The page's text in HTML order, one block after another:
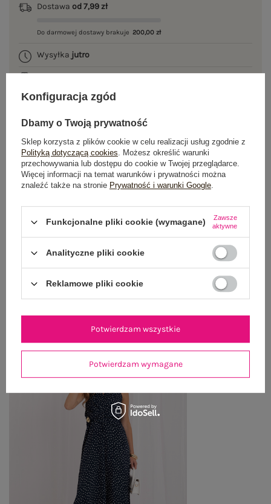
Dostawa od 7,99 zł
Do darmowej dostawy brakuje 200,00 zł
Wysyłka jutro
GŁÓWNE PARAMETRY
OPINIE O PRODUKCIE (2)
WYSYŁKA I DOSTAWA
OSTATNIO OGLĄDANE
Zobacz wszystko
Konfiguracja zgód
Dbamy o Twoją prywatność
Sklep korzysta z plików cookie w celu realizacji usług zgodnie z
Polityką dotyczącą cookies. Możesz określić warunki
przechowywania lub dostępu do cookie w Twojej przeglądarce.
Więcej informacji na temat warunków i prywatności można
znaleźć także na stronie Prywatność i warunki Google.
Funkcjonalne pliki cookie (wymagane)
Zawsze
aktywne
Analityczne pliki cookie
Reklamowe pliki cookie
Potwierdzam wymagane
Potwierdzam wszystkie